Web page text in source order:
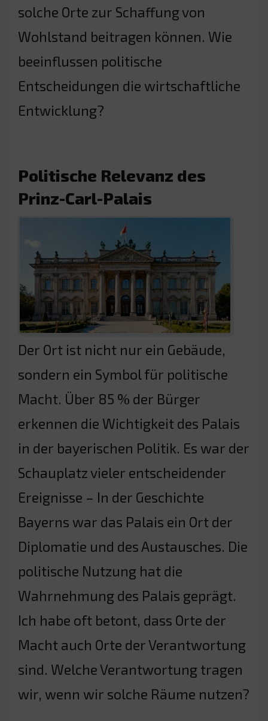
solche Orte zur Schaffung von
Wohlstand beitragen können. Wie
beeinflussen politische
Entscheidungen die wirtschaftliche
Entwicklung?
Politische Relevanz des
Prinz-Carl-Palais
Der Ort ist nicht nur ein Gebäude,
sondern ein Symbol für politische
Macht. Über 85 % der Bürger
erkennen die Wichtigkeit des Palais
in der bayerischen Politik. Es war der
Schauplatz vieler entscheidender
Ereignisse – In der Geschichte
Bayerns war das Palais ein Ort der
Diplomatie und des Austausches. Die
politische Nutzung hat die
Wahrnehmung des Palais geprägt.
Ich habe oft betont, dass Orte der
Macht auch Orte der Verantwortung
sind. Welche Verantwortung tragen
wir, wenn wir solche Räume nutzen?